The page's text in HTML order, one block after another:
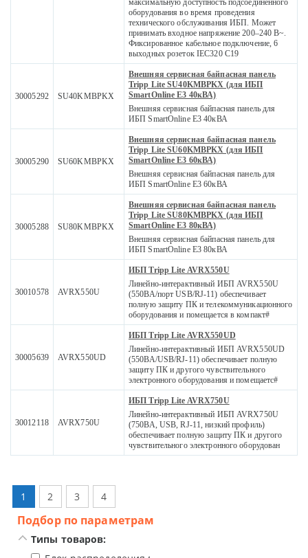
максимальную доступность подсоединенного
оборудования во время проведения
технического обслуживания ИБП. Может
принимать входное напряжение 200–240 В~.
Фиксированное кабельное подключение, 6
выходных розеток IEC320 C19
30005292 SU40KMBPKX
Внешняя сервисная байпасная панель
Tripp Lite SU40KMBPKX (для ИБП
SmartOnline E3 40кВА)
Внешняя сервисная байпасная панель для
ИБП SmartOnline E3 40кВА
30005290 SU60KMBPKX
Внешняя сервисная байпасная панель
Tripp Lite SU60KMBPKX (для ИБП
SmartOnline E3 60кВА)
Внешняя сервисная байпасная панель для
ИБП SmartOnline E3 60кВА
30005288 SU80KMBPKX
Внешняя сервисная байпасная панель
Tripp Lite SU80KMBPKX (для ИБП
SmartOnline E3 80кВА)
Внешняя сервисная байпасная панель для
ИБП SmartOnline E3 80кВА
30010578 AVRX550U
ИБП Tripp Lite AVRX550U
Линейно-интерактивный ИБП AVRX550U
(550ВА/порт USB/RJ-11) обеспечивает
полную защиту ПК и телекоммуникационного
оборудования и помещается в компакт#
30005639 AVRX550UD
ИБП Tripp Lite AVRX550UD
Линейно-интерактивный ИБП AVRX550UD
(550ВА/USB/RJ-11) обеспечивает полную
защиту ПК и другого чувствительного
электронного оборудования и помещаетс#
30012118 AVRX750U
ИБП Tripp Lite AVRX750U
Линейно-интерактивный ИБП AVRX750U
(750ВА, USB, RJ-11, низкий профиль)
обеспечивает полную защиту ПК и другого
чувствительного электронного оборудован
1 2 3 4
Подбор по параметрам
Типы товаров: